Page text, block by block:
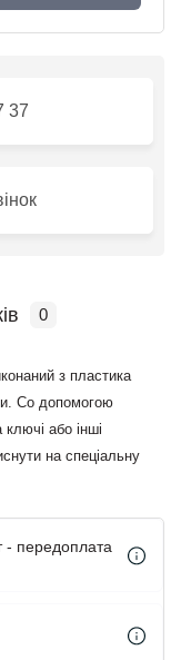
37
0
з пластика
Со допомогою
або інші
на спеціальну
конференції,
нанести
та
- передоплата